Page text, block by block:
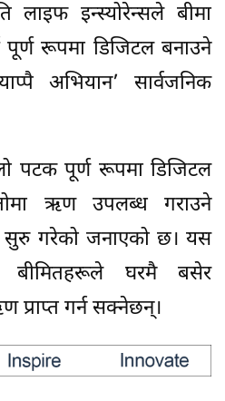
लाइफ इन्स्योरेन्सले बीमा
पूर्ण रूपमा डिजिटल बनाउने
अभियान’ सार्वजनिक
पटक पूर्ण रूपमा डिजिटल
ऋण उपलब्ध गराउने
सुरु गरेको जनाएको छ। यस
बीमितहरूले घरमै बसेर
प्राप्त गर्न सक्नेछन्।